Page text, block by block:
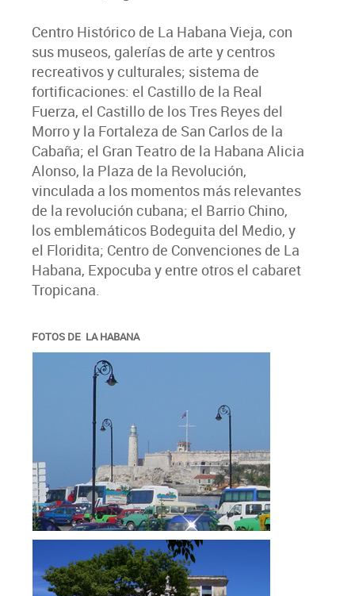
Centro Histórico de La Habana Vieja, con
sus museos, galerías de arte y centros
recreativos y culturales; sistema de
fortificaciones: el Castillo de la Real
Fuerza, el Castillo de los Tres Reyes del
Morro y la Fortaleza de San Carlos de la
Cabaña; el Gran Teatro de la Habana Alicia
Alonso, la Plaza de la Revolución,
vinculada a los momentos más relevantes
de la revolución cubana; el Barrio Chino,
los emblemáticos Bodeguita del Medio, y
el Floridita; Centro de Convenciones de La
Habana, Expocuba y entre otros el cabaret
Tropicana.
FOTOS DE LA HABANA